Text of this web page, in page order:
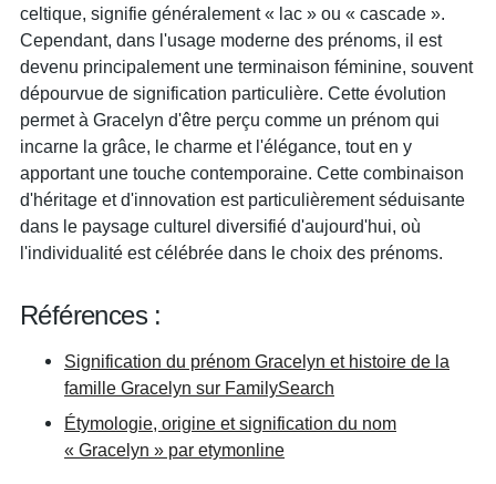
celtique, signifie généralement « lac » ou « cascade ».
Cependant, dans l'usage moderne des prénoms, il est
devenu principalement une terminaison féminine, souvent
dépourvue de signification particulière. Cette évolution
permet à Gracelyn d'être perçu comme un prénom qui
incarne la grâce, le charme et l'élégance, tout en y
apportant une touche contemporaine. Cette combinaison
d'héritage et d'innovation est particulièrement séduisante
dans le paysage culturel diversifié d'aujourd'hui, où
l'individualité est célébrée dans le choix des prénoms.
Références :
Signification du prénom Gracelyn et histoire de la
famille Gracelyn sur FamilySearch
Étymologie, origine et signification du nom
« Gracelyn » par etymonline